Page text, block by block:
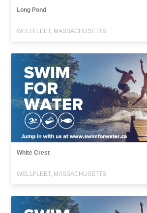
Long Pond
WELLFLEET, MASSACHUSETTS
White Crest
WELLFLEET, MASSACHUSETTS